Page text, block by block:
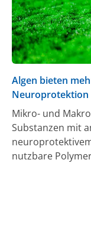
Algen bieten
Mikro- und
Substanzen mit
nutzbare